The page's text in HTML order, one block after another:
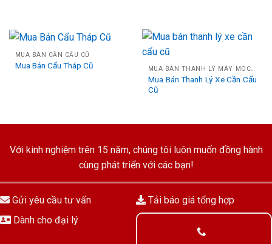
MUA BÁN CẦN CẨU CŨ
Mua Bán Cẩu Tháp Cũ MUA BÁN THANH LÝ MÁY MÓC CÔNG TRÌNH CŨ
Mua Bán Thanh Lý Xe Cần Cẩu
Cũ
Với kinh nghiệm trên 15 năm, chúng tôi luôn muốn đồng hành
cùng phát triển với các bạn!
Gửi yêu cầu tư vấn
Tải báo giá tổng hợp
Dành cho đại lý